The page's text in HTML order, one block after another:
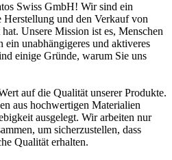
Swiss GmbH! Wir sind ein
Herstellung und den Verkauf von
Unsere Mission ist es, Menschen
unabhängigeres und aktiveres
einige Gründe, warum Sie uns
auf die Qualität unserer Produkte.
aus hochwertigen Materialien
ausgelegt. Wir arbeiten nur
um sicherzustellen, dass
Qualität erhalten.